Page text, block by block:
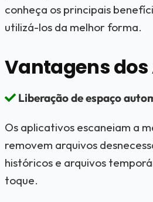
conheça os principais
utilizá-los da melhor forma.
Vantagens
Liberação de espaço
Os aplicativos escaneiam a
removem arquivos
históricos e arquivos
toque.